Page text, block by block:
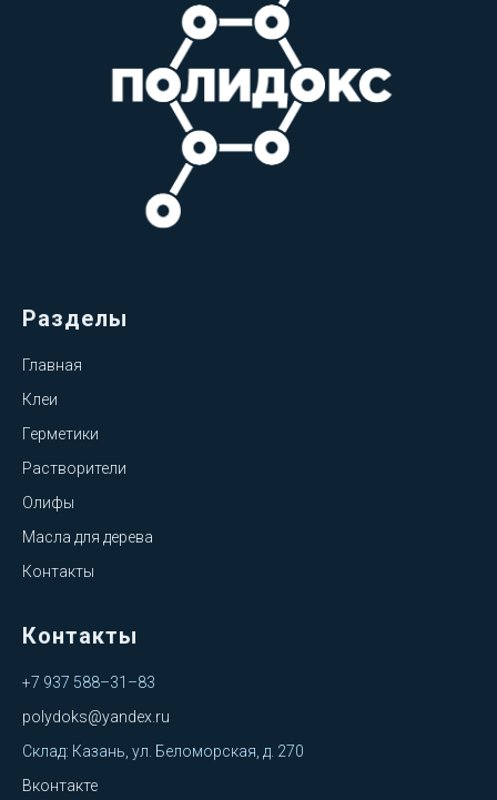
Разделы
Главная
Клеи
Герметики
Растворители
Олифы
Масла для дерева
Контакты
Контакты
+7 937 588–31–83
polydoks@yandex.ru
Склад: Казань, ул. Беломорская, д. 270
Вконтакте